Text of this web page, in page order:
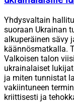
Yhdysvaltain
suoraan Ukrainan
alkuperäinen sävy
käännösmatkalla.
Valkoisen talon
ukrainalaiset
ja miten tunnistat
vakiintuneen
kriittisesti ja